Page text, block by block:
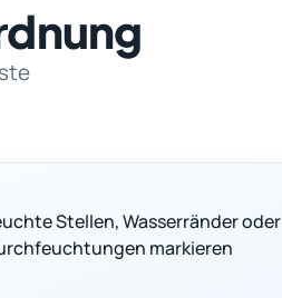
Stellen, Wasserränder oder
markieren